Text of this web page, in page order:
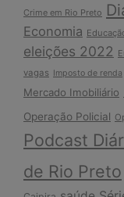
Crime em Rio Preto
Economia
eleições 2022
vagas
Imposto de renda
Mercado Imobiliário
Operação Policial
Podcast
de Rio Preto